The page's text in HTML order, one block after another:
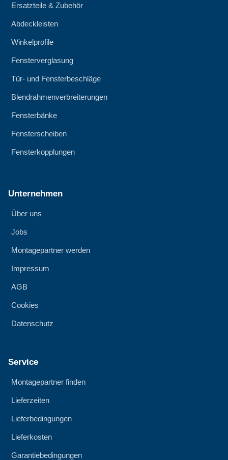
Ersatzteile & Zubehör
Abdeckleisten
Winkelprofile
Fensterverglasung
Tür- und Fensterbeschläge
Blendrahmenverbreiterungen
Fensterbänke
Fensterscheiben
Fensterkopplungen
Unternehmen
Über uns
Jobs
Montagepartner werden
Impressum
AGB
Cookies
Datenschutz
Service
Montagepartner finden
Lieferzeiten
Lieferbedingungen
Lieferkosten
Garantiebedingungen